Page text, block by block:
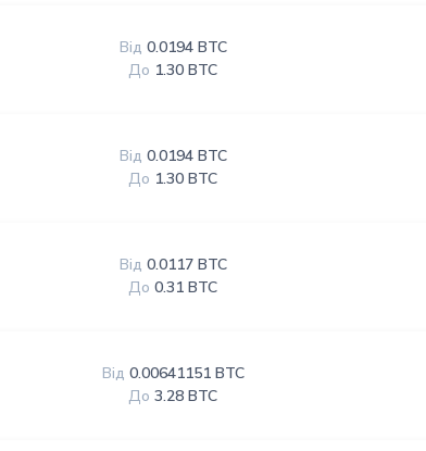
Від 0.0194 BTC
До 1.30 BTC
Від 0.0194 BTC
До 1.30 BTC
Від 0.0117 BTC
До 0.31 BTC
Від 0.00641151 BTC
До 3.28 BTC